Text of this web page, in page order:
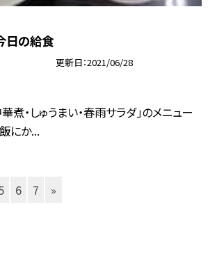
日の給食
更新日 2021/06/28
華煮・しゅうまい・春雨サラダ」のメニュー
にか...
6 7 »